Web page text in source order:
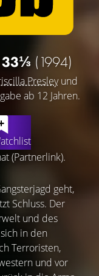
33⅓ (1994)
Presleyund
ab 12 Jahren.
(Partnerlink).
geht,
Schluss. Der
und des
in den
Terroristen,
und vor